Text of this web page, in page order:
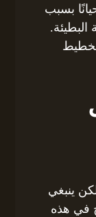
بسبب
البطيئة.
ينبغي
في هذه